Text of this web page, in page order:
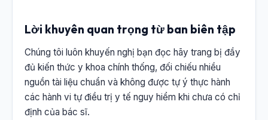
Lời khuyên quan trọng từ ban biên tập
Chúng tôi luôn khuyến nghị bạn đọc hãy trang bị đầy
đủ kiến thức y khoa chính thống, đối chiếu nhiều
nguồn tài liệu chuẩn và không được tự ý thực hành
các hành vi tự điều trị y tế nguy hiểm khi chưa có chỉ
định của bác sĩ.